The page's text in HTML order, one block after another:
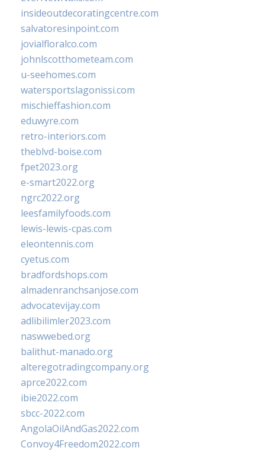
insideoutdecoratingcentre.com
salvatoresinpoint.com
jovialfloralco.com
johnlscotthometeam.com
u-seehomes.com
watersportslagonissi.com
mischieffashion.com
eduwyre.com
retro-interiors.com
theblvd-boise.com
fpet2023.org
e-smart2022.org
ngrc2022.org
leesfamilyfoods.com
lewis-lewis-cpas.com
eleontennis.com
cyetus.com
bradfordshops.com
almadenranchsanjose.com
advocatevijay.com
adlibilimler2023.com
naswwebed.org
balithut-manado.org
alteregotradingcompany.org
aprce2022.com
ibie2022.com
sbcc-2022.com
AngolaOilAndGas2022.com
Convoy4Freedom2022.com